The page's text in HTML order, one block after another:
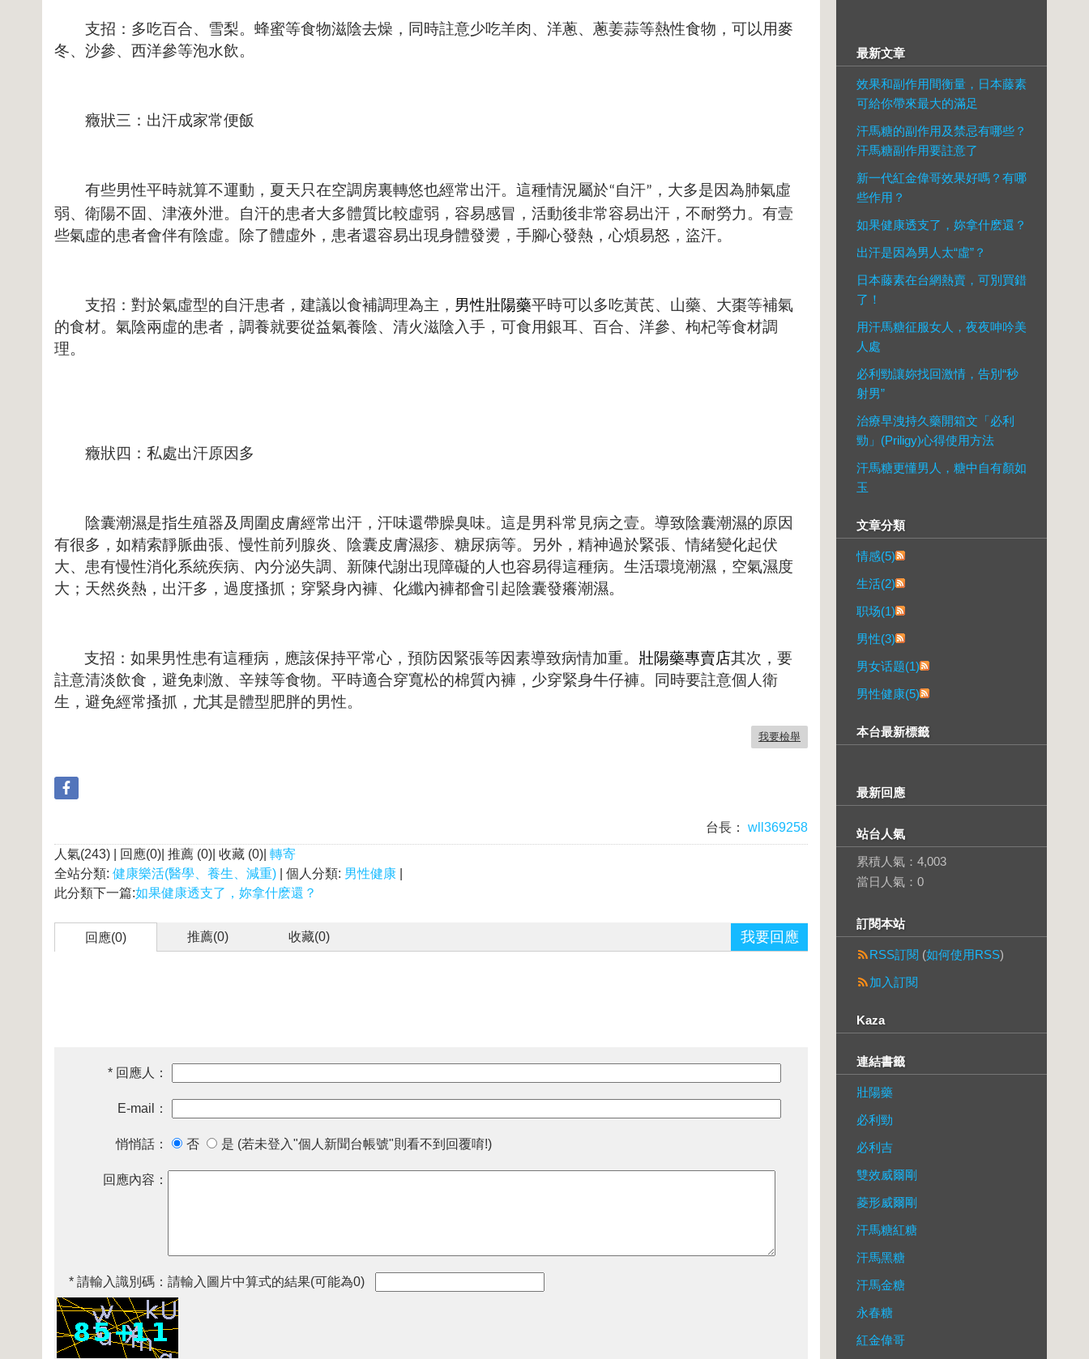
支招：多吃百合、雪梨。蜂蜜等食物滋陰去燥，同時註意少吃羊肉、洋蔥、蔥姜蒜等熱性食物，可以用麥
冬、沙參、西洋參等泡水飲。
癥狀三：出汗成家常便飯
有些男性平時就算不運動，夏天只在空調房裏轉悠也經常出汗。這種情況屬於“自汗” ，大多是因為肺氣虛
弱、衛陽不固、津液外泄。自汗的患者大多體質比較虛弱，容易感冒，活動後非常容易出汗，不耐勞力。有壹
些氣虛的患者會伴有陰虛。除了體虛外，患者還容易出現身體發燙，手腳心發熱，心煩易怒，盜汗。
支招：對於氣虛型的自汗患者，建議以食補調理為主， 男性壯陽藥平時可以多吃黃芪、山藥、大棗等補氣
的食材。氣陰兩虛的患者，調養就要從益氣養陰、清火滋陰入手，可食用銀耳、百合、洋參、枸杞等食材調
理。
癥狀四：私處出汗原因多
陰囊潮濕是指生殖器及周圍皮膚經常出汗，汗味還帶臊臭味。這是男科常見病之壹。導致陰囊潮濕的原因
有很多，如精索靜脈曲張、慢性前列腺炎、陰囊皮膚濕疹、糖尿病等。另外，精神過於緊張、情緒變化起伏
大、患有慢性消化系統疾病、內分泌失調、新陳代謝出現障礙的人也容易得這種病。生活環境潮濕，空氣濕度
大；天然炎熱，出汗多，過度搔抓；穿緊身內褲、化纖內褲都會引起陰囊發癢潮濕。
支招：如果男性患有這種病，應該保持平常心，預防因緊張等因素導致病情加重。 壯陽藥專賣店其次，要
註意清淡飲食，避免刺激、辛辣等食物。平時適合穿寬松的棉質內褲，少穿緊身牛仔褲。同時要註意個人衛
生，避免經常搔抓，尤其是體型肥胖的男性。
我要檢舉
台長：
wll369258
人氣(243) | 回應(0)| 推薦 (0)| 收藏 (0)| 轉寄
全站分類: 健康樂活(醫學、養生、減重) | 個人分類: 男性健康
此分類下一篇:如果健康透支了，妳拿什麽還？
回應(0) 推薦(0) 收藏(0) 我要回應
* 回應人：
E-mail：
悄悄話： 否 是 (若未登入"個人新聞台帳號"則看不到回覆唷!)
回應內容：
* 請輸入識別碼： 請輸入圖片中算式的結果(可能為0)
最新文章
效果和副作用間衡量，日本藤素
可給你帶來最大的滿足
汗馬糖的副作用及禁忌有哪些？
汗馬糖副作用要註意了
新一代紅金偉哥效果好嗎？有哪
些作用？
如果健康透支了，妳拿什麽還？
出汗是因為男人太“虛”？
日本藤素在台網熱賣，可別買錯
了！
用汗馬糖征服女人，夜夜呻吟美
人處
必利勁讓妳找回激情，告別“秒
射男”
治療早洩持久藥開箱文「必利
勁」(Priligy)心得使用方法
汗馬糖更懂男人，糖中自有顏如
玉
文章分類
情感(5)
生活(2)
职场(1)
男性(3)
男女话题(1)
男性健康(5)
本台最新標籤
最新回應
站台人氣
累積人氣： 4,003
當日人氣： 0
訂閱本站
RSS訂閱 (如何使用RSS)
加入訂閱
Kaza
連結書籤
壯陽藥
必利勁
必利吉
雙效威爾剛
菱形威爾剛
汗馬糖紅糖
汗馬黑糖
汗馬金糖
永春糖
紅金偉哥